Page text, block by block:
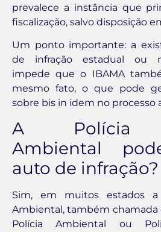
prevalece a instância que
fiscalização, salvo disposição
Um ponto importante: a
de infração estadual ou
impede que o IBAMA
mesmo fato, o que pode
sobre bis in idem no processo
A Polícia
Ambiental
auto de infração?
Sim, em muitos estados a
Ambiental, também chamada
Polícia Ambiental ou